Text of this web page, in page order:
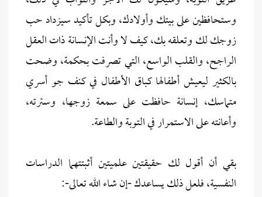
وستحافظين على بيتك وأولادك، وبكل تأكيد سيزداد حب
زوجك لك وتعلقه بك، كيف لا وأنت الإنسانة ذات العقل
الراجح، والقلب الواسع، التي تصرفت بحكمة، وضحت
بالكثير ليعيش أطفالها كباق الأطفال في كنف جو أسري
متماسك، إنسانة حافظت على سمعة زوجها، وسترته،
وأعانته على الاستمرار في التوبة والطاعة.
بقي أن أقول لك حقيقتين علميتين أثبتتهما الدراسات
النفسية، فلعل ذلك يساعدك -إن شاء الله تعالى-: